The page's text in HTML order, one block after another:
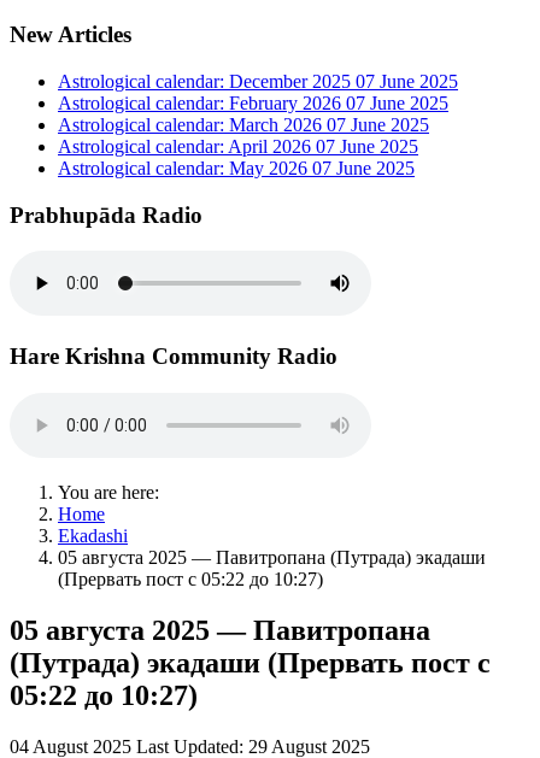
New Articles
Astrological calendar: December 2025 07 June 2025
Astrological calendar: February 2026 07 June 2025
Astrological calendar: March 2026 07 June 2025
Astrological calendar: April 2026 07 June 2025
Astrological calendar: May 2026 07 June 2025
Prabhupāda Radio
Hare Krishna Community Radio
You are here:
Home
Ekadashi
05 августа 2025 — Павитропана (Путрада) экадаши
(Прервать пост с 05:22 до 10:27)
05 августа 2025 — Павитропана
(Путрада) экадаши (Прервать пост с
05:22 до 10:27)
04 August 2025 Last Updated: 29 August 2025